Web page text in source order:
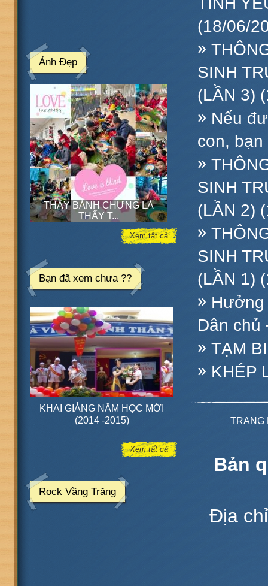
Ảnh Đẹp
CHƯNG LÀ
THẤY T...
LỄ HỘI XUÂN 2024 LỄ
Xem tất cả
Bạn đã xem chưa ??
NĂM HỌC MỚI
Thực đơn ăn sáng tại căng - tin
Xem tất cả
Rock Vầng Trăng
(18/06/
»
SINH
(LẦN 3)
» Nếu
con,
»
SINH
(LẦN 2)
»
SINH
(LẦN 1)
»
Dân chủ
» TẠM
» KHÉP
TRANG
Bản
Địa